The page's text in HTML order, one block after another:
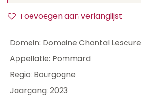
Toevoegen aan verlanglijst
Domein: Domaine Chantal Lescure
Appellatie: Pommard
Regio: Bourgogne
Jaargang: 2023